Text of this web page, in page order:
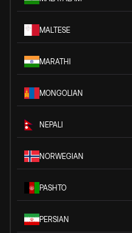
MALTESE
MARATHI
MONGOLIAN
NEPALI
NORWEGIAN
PASHTO
PERSIAN